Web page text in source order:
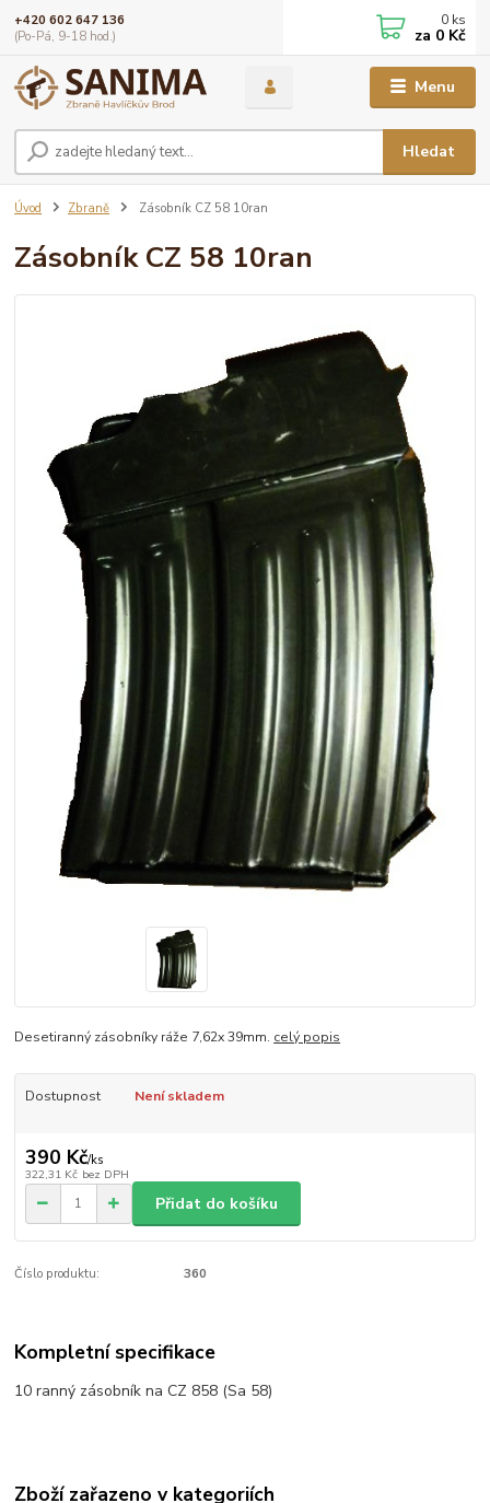
Menu
Hledat
+420 602 647 136
(Po-Pá, 9-18 hod.)
0 ks
za 0 Kč
Úvod Zbraně Zásobník CZ 58 10ran
Zásobník CZ 58 10ran
Desetiranný zásobníky ráže 7,62x 39mm. celý popis
Dostupnost Není skladem
390 Kč/ks
322,31 Kč bez DPH
Přidat do košíku
Číslo produktu: 360
Kompletní specifikace
10 ranný zásobník na CZ 858 (Sa 58)
Zboží zařazeno v kategoriích